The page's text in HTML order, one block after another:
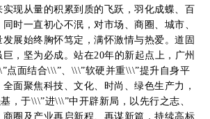
现从量的积累到质的飞跃，羽化成蝶、百
时一直初心不泯，对市场、商圈、城市、
展始终胸怀笃定，满怀激情与热爱。道固
，坚为必成。站在20年的新起点上，广州
点面结合\\\”、\\\”软硬并重\\\”提升自身平
面聚焦科技、文化、时尚、绿色生产力，
，于\\\”进\\\”中开辟新局，以先行之志、
圈及产业再启新程、再谋新篇，持续高标